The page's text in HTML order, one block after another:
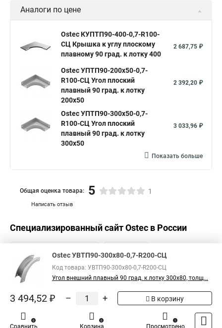
Аналоги по цене
Ostec КУПТП90-400-0,7-R100-
СЦ Крышка к углу плоскому
плавному 90 град. к лотку 400
2 687,75 ₽
Ostec УПТП90-200х50-0,7-
R100-СЦ Угол плоский
плавный 90 град. к лотку
200х50
2 392,20 ₽
Ostec УПТП90-300х50-0,7-
R100-СЦ Угол плоский
плавный 90 град. к лотку
300х50
3 033,96 ₽
Показать больше
Написать отзыв
Общая оценка товара: 5 1
Специализированный сайтOstec в России
Ostec УВТП90-300х80-0,7-R200-СЦ
Код товара: УВТП90-300х80-0,7-R200-СЦ
Угол внешний плавный 90 град. к лотку 300х80, толщ...
3 494,52 ₽ – + В корзину
Сравнить
0
Корзина
0
Просмотрено
1